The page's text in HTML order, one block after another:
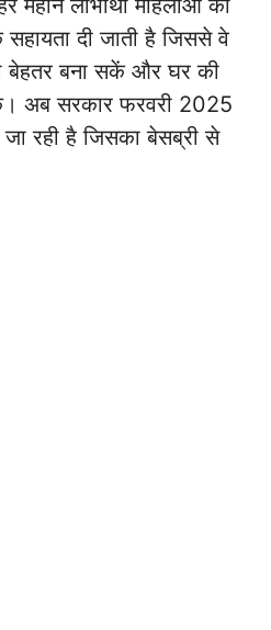
लाभार्थी महिलाओं को
दी जाती है जिससे वे
बेहतर बना सकें और घर की
अब सरकार फरवरी 2025
रही है जिसका बेसब्री से